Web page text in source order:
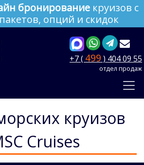
бронирование круизов с
опций и скидок
+7 ( 499 ) 404 09 55
отдел продаж
круизов
Cruises